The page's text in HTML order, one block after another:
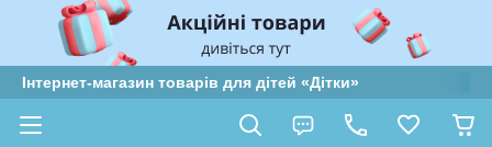
Інтернет-магазин товарів для дітей «Дітки»